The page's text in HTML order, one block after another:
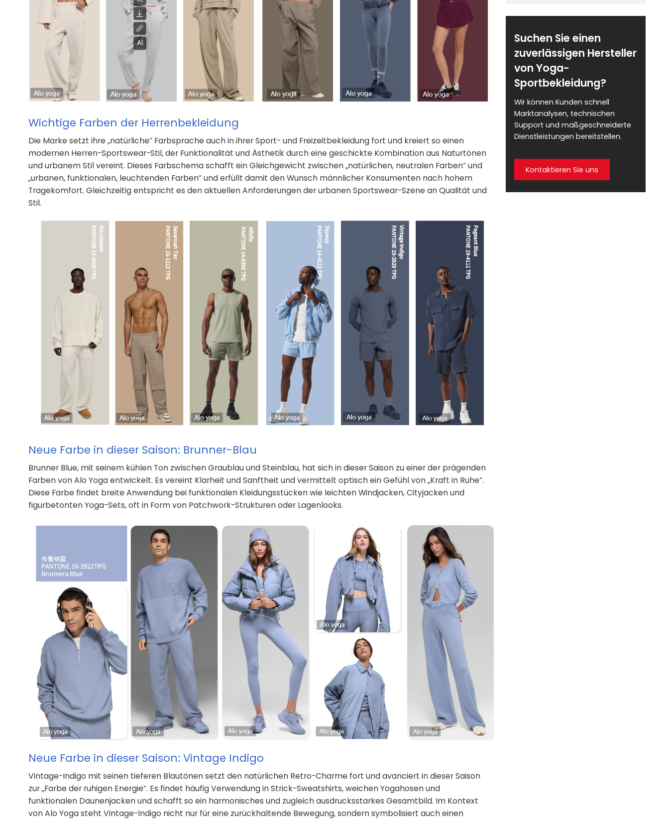
Wichtige Farben der Herrenbekleidung
Die Marke setzt ihre „natürliche“ Farbsprache auch in ihrer Sport- und Freizeitbekleidung fort und kreiert so einen
modernen Herren-Sportswear-Stil, der Funktionalität und Ästhetik durch eine geschickte Kombination aus Naturtönen
und urbanem Stil vereint. Dieses Farbschema schafft ein Gleichgewicht zwischen „natürlichen, neutralen Farben“ und
„urbanen, funktionalen, leuchtenden Farben“ und erfüllt damit den Wunsch männlicher Konsumenten nach hohem
Tragekomfort. Gleichzeitig entspricht es den aktuellen Anforderungen der urbanen Sportswear-Szene an Qualität und
Stil.
Neue Farbe in dieser Saison: Brunner-Blau
Brunner Blue, mit seinem kühlen Ton zwischen Graublau und Steinblau, hat sich in dieser Saison zu einer der prägenden
Farben von Alo Yoga entwickelt. Es vereint Klarheit und Sanftheit und vermittelt optisch ein Gefühl von „Kraft in Ruhe“.
Diese Farbe findet breite Anwendung bei funktionalen Kleidungsstücken wie leichten Windjacken, Cityjacken und
figurbetonten Yoga-Sets, oft in Form von Patchwork-Strukturen oder Lagenlooks.
Neue Farbe in dieser Saison: Vintage Indigo
Vintage-Indigo mit seinen tieferen Blautönen setzt den natürlichen Retro-Charme fort und avanciert in dieser Saison
zur „Farbe der ruhigen Energie“. Es findet häufig Verwendung in Strick-Sweatshirts, weichen Yogahosen und
funktionalen Daunenjacken und schafft so ein harmonisches und zugleich ausdrucksstarkes Gesamtbild. Im Kontext
von Alo Yoga steht Vintage-Indigo nicht nur für eine zurückhaltende Bewegung, sondern symbolisiert auch einen
Suchen Sie einen
zuverlässigen Hersteller
von Yoga-
Sportbekleidung?
Wir können Kunden schnell
Marktanalysen, technischen
Support und maßgeschneiderte
Dienstleistungen bereitstellen.
Kontaktieren Sie uns